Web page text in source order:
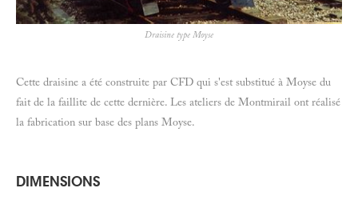
Cette draisine a été construite par CFD qui s'est substitué à Moyse du
fait de la faillite de cette dernière. Les ateliers de Montmirail ont réalisé
la fabrication sur base des plans Moyse.
DIMENSIONS
Draisine type Moyse